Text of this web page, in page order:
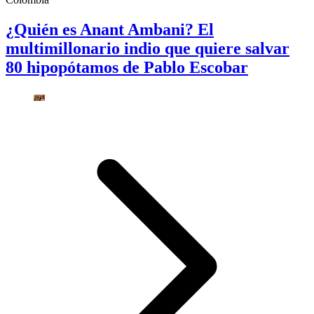
¿Quién es Anant Ambani? El
multimillonario indio que quiere salvar
80 hipopótamos de Pablo Escobar